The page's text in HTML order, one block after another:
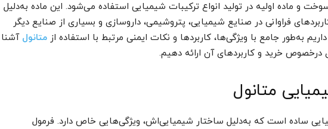
و ماده اولیه در تولید انواع ترکیبات شیمیایی استفاده می‌شود. این ماده به‌دلیل
فراوانی در صنایع شیمیایی، پتروشیمی، داروسازی و بسیاری از صنایع دیگر
به‌طور جامع با ویژگی‌ها، کاربردها و نکات ایمنی مرتبط با استفاده از متانولآشنا
درخصوص خرید و کاربردهای آن ارائه دهیم.
متانول
ساده است که به‌دلیل ساختار شیمیایی‌اش، ویژگی‌هایی خاص دارد. فرمول